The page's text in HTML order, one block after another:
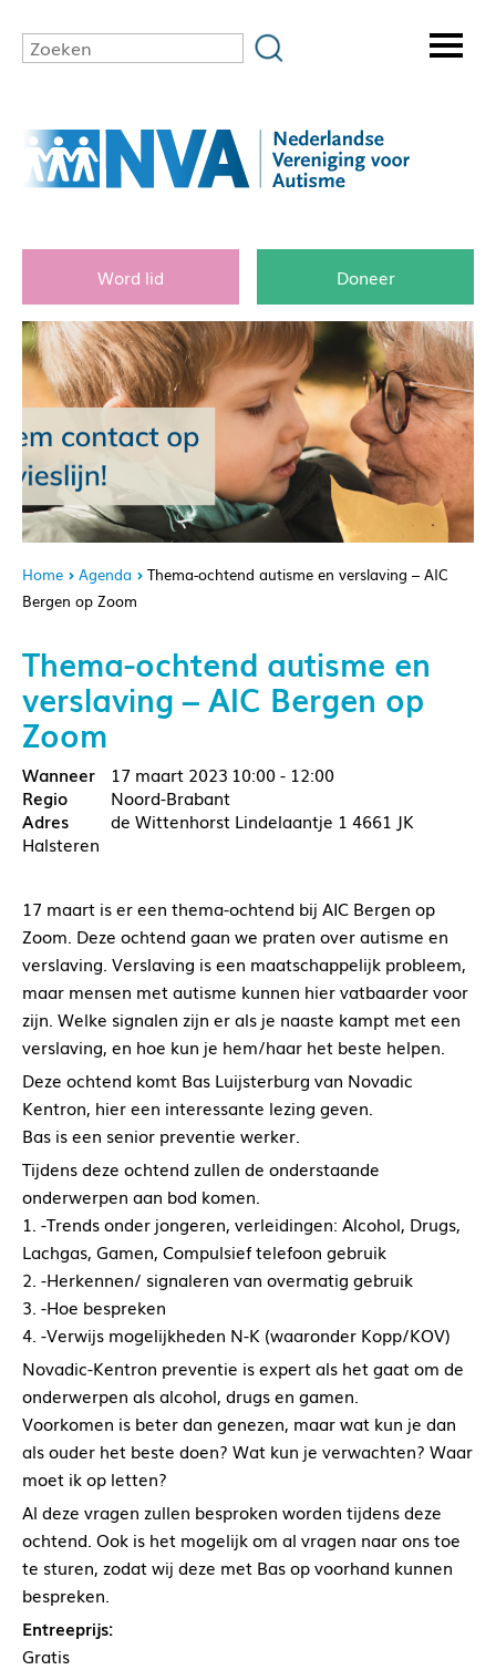
Word lid Doneer
Home Agenda
Thema-ochtend autisme en verslaving – AIC
Bergen op Zoom
Thema-ochtend autisme en
verslaving – AIC Bergen op
Zoom
17 maart 2023 10:00 - 12:00
Noord-Brabant
de Wittenhorst Lindelaantje 1 4661 JK
Halsteren
17 maart is er een thema-ochtend bij AIC Bergen op
Zoom. Deze ochtend gaan we praten over autisme en
verslaving. Verslaving is een maatschappelijk probleem,
maar mensen met autisme kunnen hier vatbaarder voor
zijn. Welke signalen zijn er als je naaste kampt met een
verslaving, en hoe kun je hem/haar het beste helpen.
Deze ochtend komt Bas Luijsterburg van Novadic
Kentron, hier een interessante lezing geven.
Bas is een senior preventie werker.
Tijdens deze ochtend zullen de onderstaande
onderwerpen aan bod komen.
1. -Trends onder jongeren, verleidingen: Alcohol, Drugs,
Lachgas, Gamen, Compulsief telefoon gebruik
2. -Herkennen/ signaleren van overmatig gebruik
3. -Hoe bespreken
4. -Verwijs mogelijkheden N-K (waaronder Kopp/KOV)
Novadic-Kentron preventie is expert als het gaat om de
onderwerpen als alcohol, drugs en gamen.
Voorkomen is beter dan genezen, maar wat kun je dan
als ouder het beste doen? Wat kun je verwachten? Waar
moet ik op letten?
Al deze vragen zullen besproken worden tijdens deze
ochtend. Ook is het mogelijk om al vragen naar ons toe
te sturen, zodat wij deze met Bas op voorhand kunnen
bespreken.
Entreeprijs:
Gratis